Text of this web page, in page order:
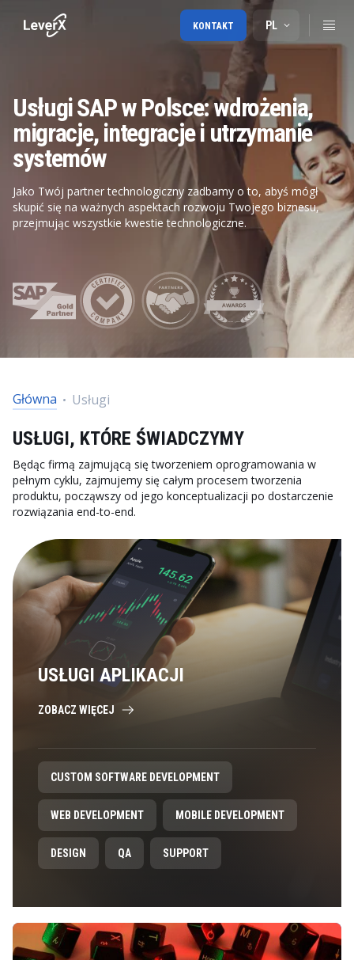
PL
KONTAKT
Usługi SAP w Polsce: wdrożenia,
migracje, integracje i utrzymanie
systemów
Jako Twój partner technologiczny zadbamy o to, abyś mógł
skupić się na ważnych aspektach rozwoju Twojego biznesu,
przejmując wszystkie kwestie technologiczne.
Główna Usługi
USŁUGI, KTÓRE ŚWIADCZYMY
Będąc firmą zajmującą się tworzeniem oprogramowania w
pełnym cyklu, zajmujemy się całym procesem tworzenia
produktu, począwszy od jego konceptualizacji po dostarczenie
rozwiązania end-to-end.
USŁUGI APLIKACJI
ZOBACZ WIĘCEJ
CUSTOM SOFTWARE DEVELOPMENT
WEB DEVELOPMENT MOBILE DEVELOPMENT
DESIGN QA SUPPORT